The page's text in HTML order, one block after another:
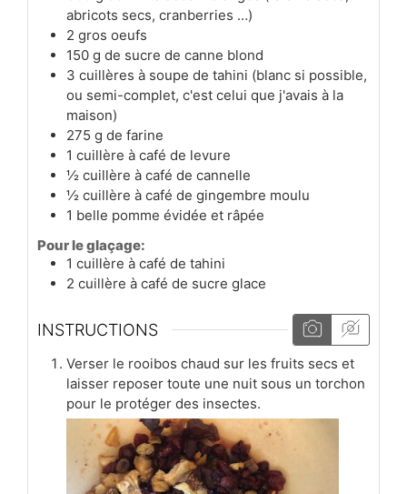
abricots secs, cranberries …)
2 gros oeufs
150 g de sucre de canne blond
3 cuillères à soupe de tahini (blanc si possible,
ou semi-complet, c'est celui que j'avais à la
maison)
275 g de farine
1 cuillère à café de levure
½ cuillère à café de cannelle
½ cuillère à café de gingembre moulu
1 belle pomme évidée et râpée
Pour le glaçage:
1 cuillère à café de tahini
2 cuillère à café de sucre glace
INSTRUCTIONS
Verser le rooibos chaud sur les fruits secs et
laisser reposer toute une nuit sous un torchon
pour le protéger des insectes.